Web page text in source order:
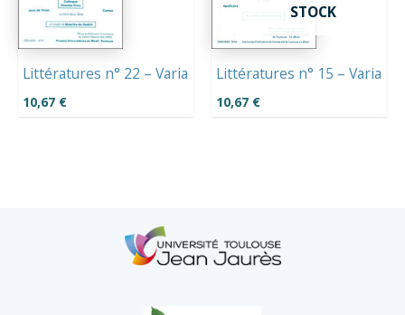
Littératures n° 22 – Varia
10,67 €
STOCK
Littératures n° 15 – Varia
10,67 €